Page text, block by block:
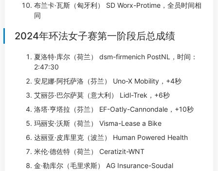
布兰卡·瓦斯（匈牙利） SD Worx-Protime，全员时间相
同
2024年环法女子赛第一阶段后总成绩
夏洛特·库尔（荷兰） dsm-firmenich PostNL，时间：
2:47:30
安尼娜·阿托萨洛（芬兰） Uno-X Mobility，+4秒
艾丽莎·巴尔萨莫（意大利） Lidl-Trek，+6秒
洛塔·亨塔拉（芬兰） EF-Oatly-Cannondale，+10秒
玛丽安·沃斯（荷兰） Visma-Lease a Bike
达丽亚·皮库里克（波兰） Human Powered Health
米伦·德佐特（荷兰） Ceratizit-WNT
金·勒库尔（毛里求斯） AG Insurance-Soudal